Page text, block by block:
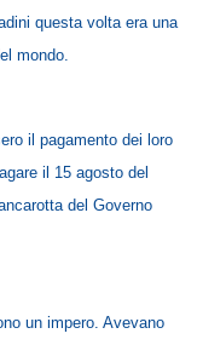
questa volta era una
mondo.
il pagamento dei loro
il 15 agosto del
del Governo
un impero. Avevano